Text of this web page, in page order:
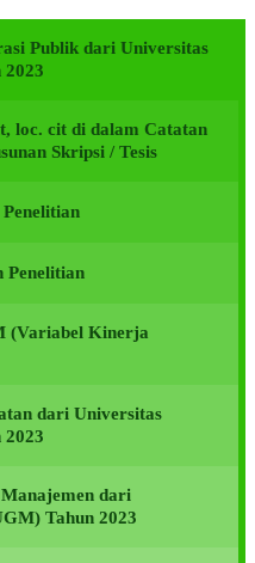
Publik dari Universitas
loc. cit di dalam Catatan
Skripsi / Tesis
Penelitian
(Variabel Kinerja
dari Universitas
dari
Tahun 2023